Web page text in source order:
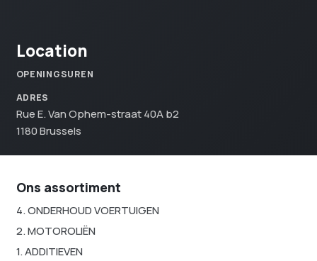
Location
OPENINGSUREN
ADRES
Rue E. Van Ophem-straat 40A b2
1180 Brussels
Ons assortiment
4. ONDERHOUD VOERTUIGEN
2. MOTOROLIËN
1. ADDITIEVEN